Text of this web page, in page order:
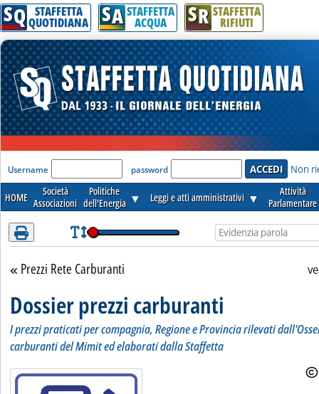
Attenzione! Esegui l'accesso per lèggere interamente la notizia.
SQ STAFFETTA
QUOTIDIANA SA STAFFETTA
ACQUA SR STAFFETTA
RIFIUTI
'Modulo Login per accedere'
Username password Non
HOME
Società
Associazioni
Politiche
dell'Energia ▼ Leggi e atti amministrativi ▼
Attività
Parlamentare
Torna alla sezione
Prezzi Rete Carburanti
Dossier prezzi carburanti
I prezzi praticati per compagnia, Regione e Provincia rilevati
carburanti del Mimit ed elaborati dalla Staffetta